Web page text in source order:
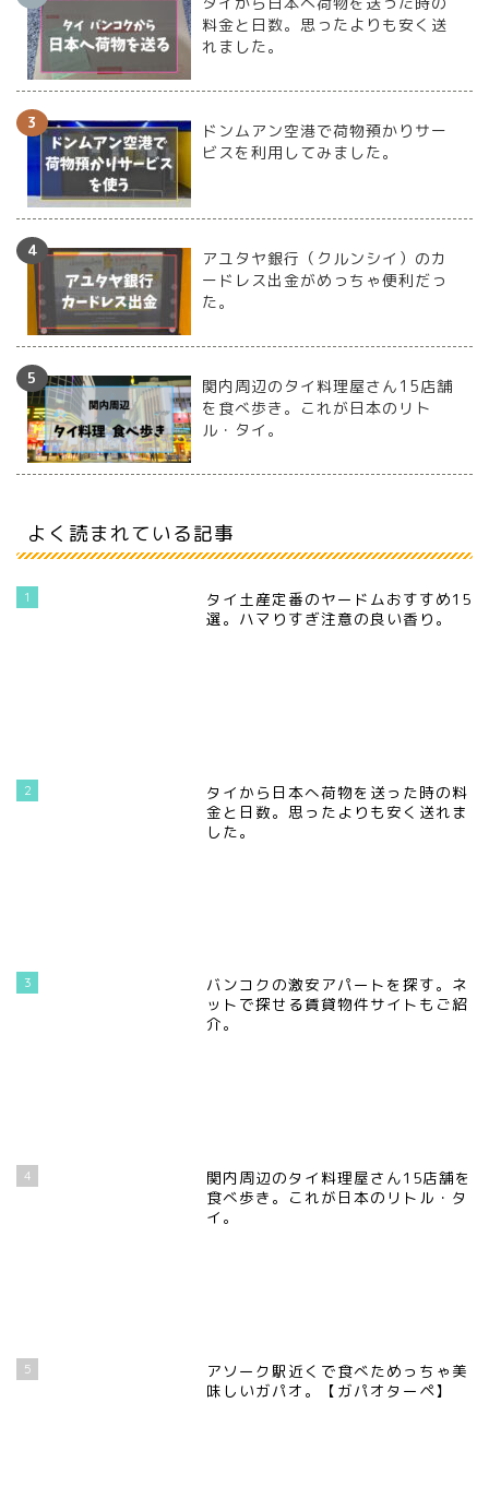
料金と日数。思ったよりも安く送
れました。
ドンムアン空港で荷物預かりサー
ビスを利用してみました。
アユタヤ銀行（クルンシイ）のカ
ードレス出金がめっちゃ便利だっ
た。
関内周辺のタイ料理屋さん15店舗
を食べ歩き。これが日本のリト
ル・タイ。
よく読まれている記事
1
タイ土産定番のヤードムおすすめ15
選。ハマりすぎ注意の良い香り。
2
タイから日本へ荷物を送った時の料
金と日数。思ったよりも安く送れま
した。
3
バンコクの激安アパートを探す。ネ
ットで探せる賃貸物件サイトもご紹
介。
4
関内周辺のタイ料理屋さん15店舗を
食べ歩き。これが日本のリトル・タ
イ。
5
アソーク駅近くで食べためっちゃ美
味しいガパオ。【ガパオターペ】